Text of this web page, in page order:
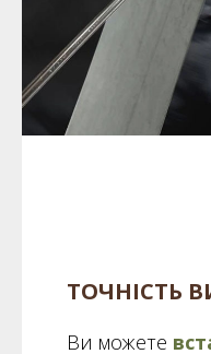
ТОЧНІСТЬ
Ви можете